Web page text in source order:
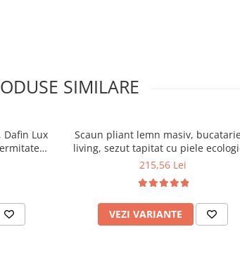
SIMILARE
Lux
fata
Scaun pliant lemn masiv,
living, sezut tapitat cu piele
100 kg, cires
215,56 Lei
VEZI VARIANTE